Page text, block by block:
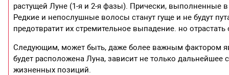
растущей Луне (1-я и 2-я фазы). Прически, выполненные
Редкие и непослушные волосы станут гуще и не будут
предотвратит их стремительное выпадение. но
Следующим, может быть, даже более важным фактором
будет расположена Луна, зависит не только
жизненных позиций.